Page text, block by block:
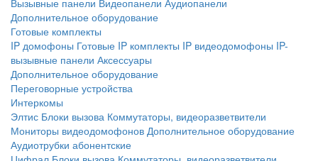
Вызывные панели Видеопанели Аудиопанели
Дополнительное оборудование
Готовые комплекты
IP домофоны Готовые IP комплекты IP видеодомофоны IP-
вызывные панели Аксессуары
Дополнительное оборудование
Переговорные устройства
Интеркомы
Элтис Блоки вызова Коммутаторы, видеоразветвители
Мониторы видеодомофонов Дополнительное оборудование
Аудиотрубки абонентские